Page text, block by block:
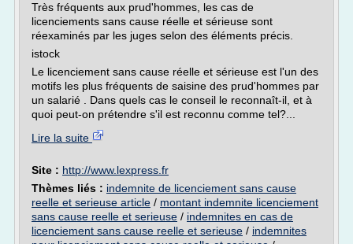
Très fréquents aux prud'hommes, les cas de
licenciements sans cause réelle et sérieuse sont
réexaminés par les juges selon des éléments précis.
istock
Le licenciement sans cause réelle et sérieuse est l'un des
motifs les plus fréquents de saisine des prud'hommes par
un salarié . Dans quels cas le conseil le reconnaît-il, et à
quoi peut-on prétendre s'il est reconnu comme tel?...
Lire la suite
Site : http://www.lexpress.fr
Thèmes liés : indemnite de licenciement sans cause
reelle et serieuse article / montant indemnite licenciement
sans cause reelle et serieuse / indemnites en cas de
licenciement sans cause reelle et serieuse / indemnites